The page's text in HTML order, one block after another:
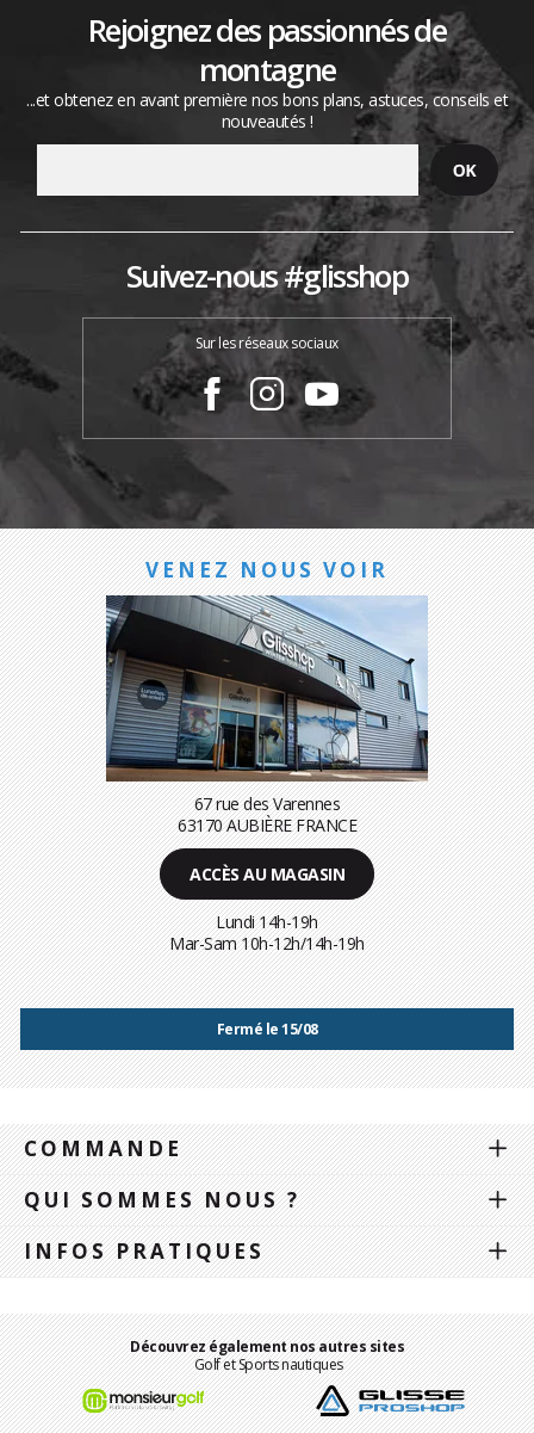
Rejoignez des passionnés de
montagne
...et obtenez en avant première nos bons plans, astuces, conseils et
nouveautés !
Suivez-nous #glisshop
Sur les réseaux sociaux
VENEZ NOUS VOIR
67 rue des Varennes
63170 AUBIÈRE FRANCE
ACCÈS AU MAGASIN
Lundi 14h-19h
Mar-Sam 10h-12h/14h-19h
Fermé le 15/08
COMMANDE
QUI SOMMES NOUS ?
INFOS PRATIQUES
Découvrez également nos autres sites
Golf et Sports nautiques